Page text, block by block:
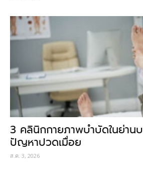
3 คลินิกกายภาพบำบัดในย่าน
ปัญหาปวดเมื่อย
ส.ค. 3, 2026